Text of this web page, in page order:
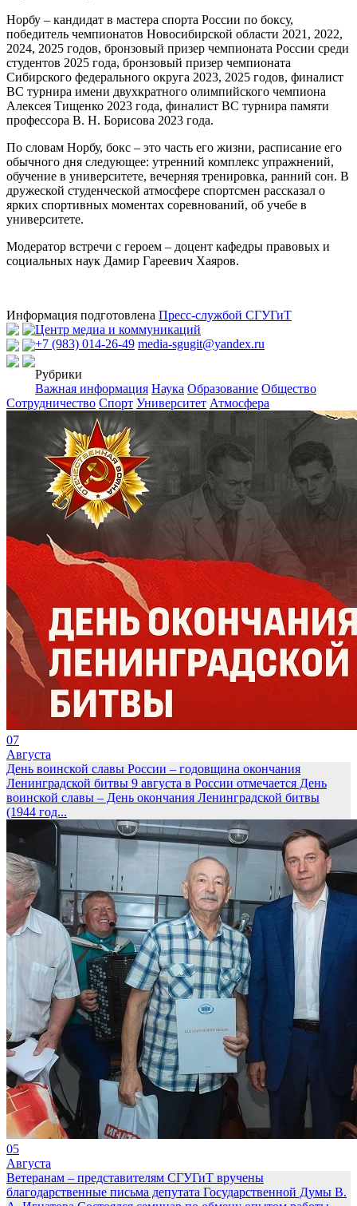
Норбу – кандидат в мастера спорта России по боксу,
победитель чемпионатов Новосибирской области 2021, 2022,
2024, 2025 годов, бронзовый призер чемпионата России среди
студентов 2025 года, бронзовый призер чемпионата
Сибирского федерального округа 2023, 2025 годов, финалист
ВС турнира имени двухкратного олимпийского чемпиона
Алексея Тищенко 2023 года, финалист ВС турнира памяти
профессора В. Н. Борисова 2023 года.
По словам Норбу, бокс – это часть его жизни, расписание его
обычного дня следующее: утренний комплекс упражнений,
обучение в университете, вечерняя тренировка, ранний сон. В
дружеской студенческой атмосфере спортсмен рассказал о
ярких спортивных моментах соревнований, об учебе в
университетe.
Модератор встречи с героем – доцент кафедры правовых и
социальных наук Дамир Гареевич Хаяров.
Информация подготовлена Пресс-службой СГУГиТ
Центр медиа и коммуникаций
+7 (983) 014-26-49 media-sgugit@yandex.ru
Рубрики
Важная информация Наука Образование Общество
Сотрудничество Спорт Университет Атмосфера
07
Августа
День воинской славы России – годовщина окончания
Ленинградской битвы 9 августа в России отмечается День
воинской славы – День окончания Ленинградской битвы
(1944 год...
05
Августа
Ветеранам – представителям СГУГиТ вручены
благодарственные письма депутата Государственной Думы В.